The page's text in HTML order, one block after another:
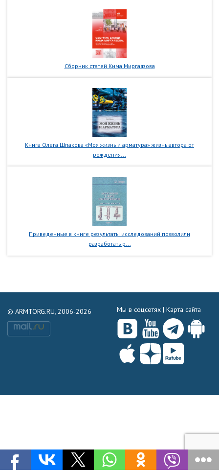
Сборник статей Кима Миргаязова
Книга Олега Шпакова «Моя жизнь и арматура» жизнь автора от
рождения...
Приведенные в книге результаты исследований позволили
разработать р...
© ARMTORG.RU, 2006-2026 Мы в соцсетях | Карта сайта